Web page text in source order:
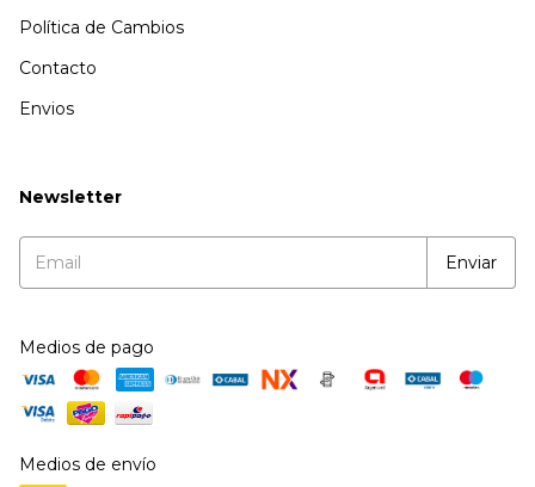
Política de Cambios
Contacto
Envios
Newsletter
Medios de pago
Medios de envío